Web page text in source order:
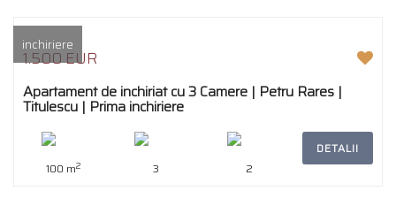
inchiriere
1.500 EUR
Apartament de inchiriat cu 3 Camere | Petru Rares |
Titulescu | Prima inchiriere
100 m2 3 2
DETALII